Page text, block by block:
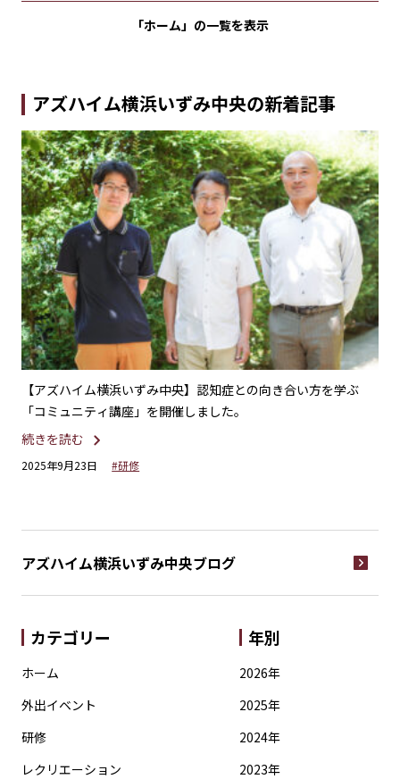
「ホーム」の一覧を表示
アズハイム横浜いずみ中央の新着記事
【アズハイム横浜いずみ中央】認知症との向き合い方を学ぶ
「コミュニティ講座」を開催しました。
続きを読む
2025年9月23日 #研修
アズハイム横浜いずみ中央ブログ
カテゴリー
ホーム
外出イベント
研修
レクリエーション
年別
2026年
2025年
2024年
2023年